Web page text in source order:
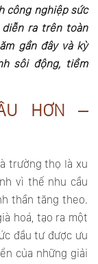
công nghiệp sức
diễn ra trên toàn
gần đây và kỳ
sôi động, tiềm
HƠN –
trường thọ là xu
vì thế nhu cầu
thần tăng theo.
hoá, tạo ra một
đầu tư được ưu
của những giải